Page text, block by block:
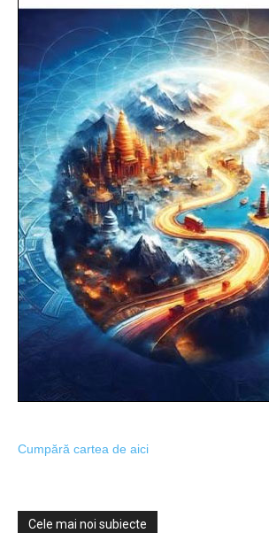
Cumpără cartea de aici
Cele mai noi subiecte